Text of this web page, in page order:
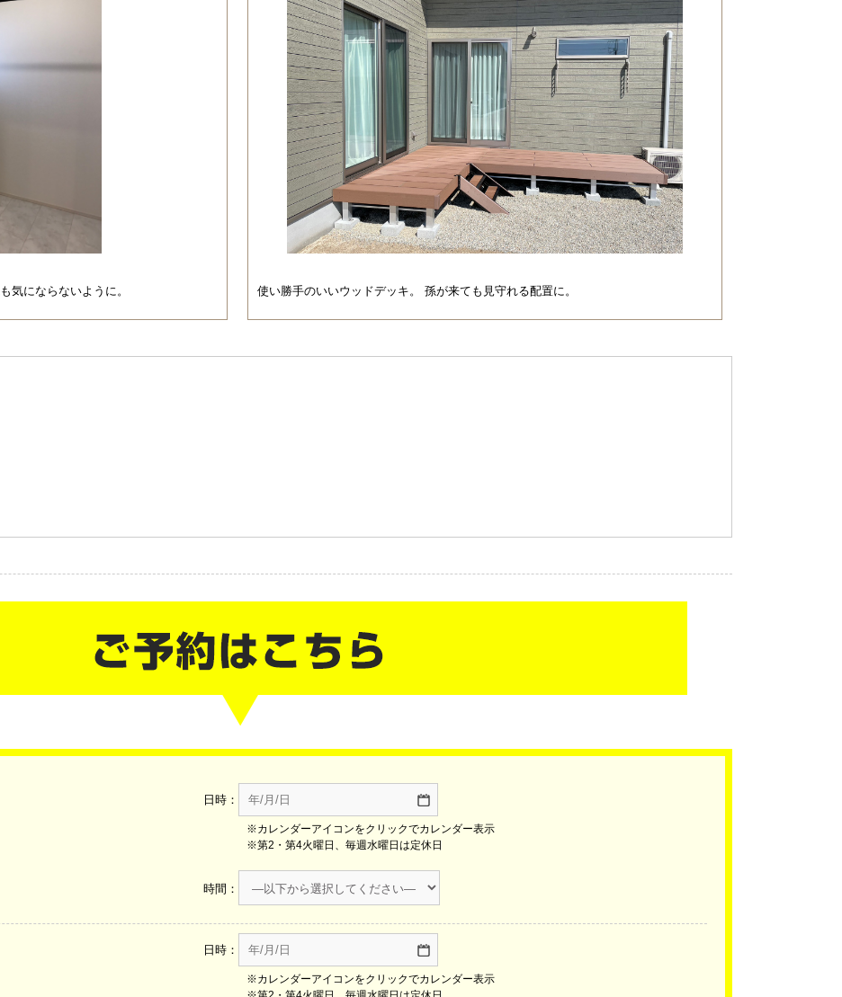
気にならないように。 使い勝手のいいウッドデッキ。 孫が来ても見守れる配置に。
日時：
※カレンダーアイコンをクリックでカレンダー表示
※第2・第4火曜日、毎週水曜日は定休日
時間：
日時：
※カレンダーアイコンをクリックでカレンダー表示